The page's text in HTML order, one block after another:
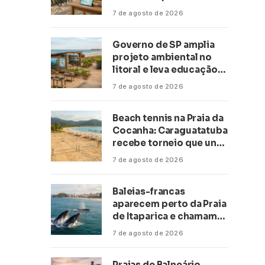
transformar negócios
7 de agosto de 2026
Governo de SP amplia
projeto ambiental no
litoral e leva educação
climática a escolas de 16
7 de agosto de 2026
Beach tennis na Praia da
Cocanha: Caraguatatuba
recebe torneio que une
esporte, lazer e mar
7 de agosto de 2026
Baleias-francas
aparecem perto da Praia
de Itaparica e chamam
atenção no litoral do
7 de agosto de 2026